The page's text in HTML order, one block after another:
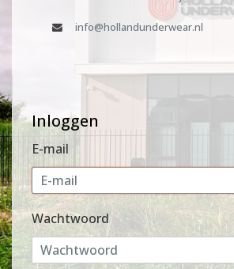
info@hollandunderwear.nl
Inloggen
E-mail
Wachtwoord